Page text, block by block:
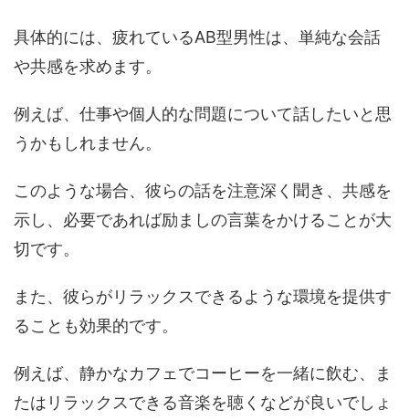
具体的には、疲れているAB型男性は、単純な会話
や共感を求めます。
例えば、仕事や個人的な問題について話したいと思
うかもしれません。
このような場合、彼らの話を注意深く聞き、共感を
示し、必要であれば励ましの言葉をかけることが大
切です。
また、彼らがリラックスできるような環境を提供す
ることも効果的です。
例えば、静かなカフェでコーヒーを一緒に飲む、ま
たはリラックスできる音楽を聴くなどが良いでしょ